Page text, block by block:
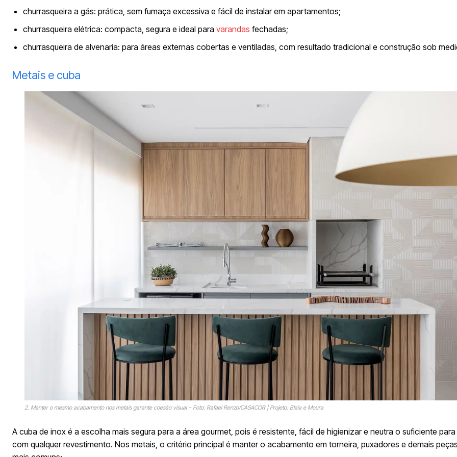
churrasqueira a gás: prática, sem fumaça excessiva e fácil de instalar em apartamentos;
churrasqueira elétrica: compacta, segura e ideal para varandas fechadas;
churrasqueira de alvenaria: para áreas externas cobertas e ventiladas, com resultado tradicional e construção sob
Metais e cuba
2. Manter o mesmo acabamento nos metais garante coesão visual – Foto: Rafael Renzo/CASACOR | Projeto: Blaia e Moura
A cuba de inox é a escolha mais segura para a área gourmet, pois é resistente, fácil de higienizar e neutra o suficiente
com qualquer revestimento. Nos metais, o critério principal é manter o acabamento em torneira, puxadores e demais